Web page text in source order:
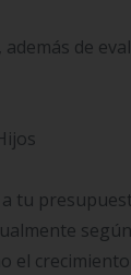
de
tu
el